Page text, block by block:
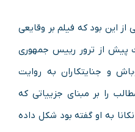
از این بود که فیلم بر وقایعی
بود که ۴۸ ساعت پیش از ترور رییس جمهوری
و جنایتکاران به روایت
را بر مبنای جزییاتی که
به او گفته بود شکل داده